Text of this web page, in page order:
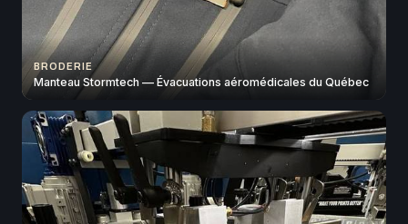
BRODERIE
Manteau Stormtech — Évacuations aéromédicales du Québec